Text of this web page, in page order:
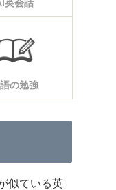
英会話
の勉強
似ている英